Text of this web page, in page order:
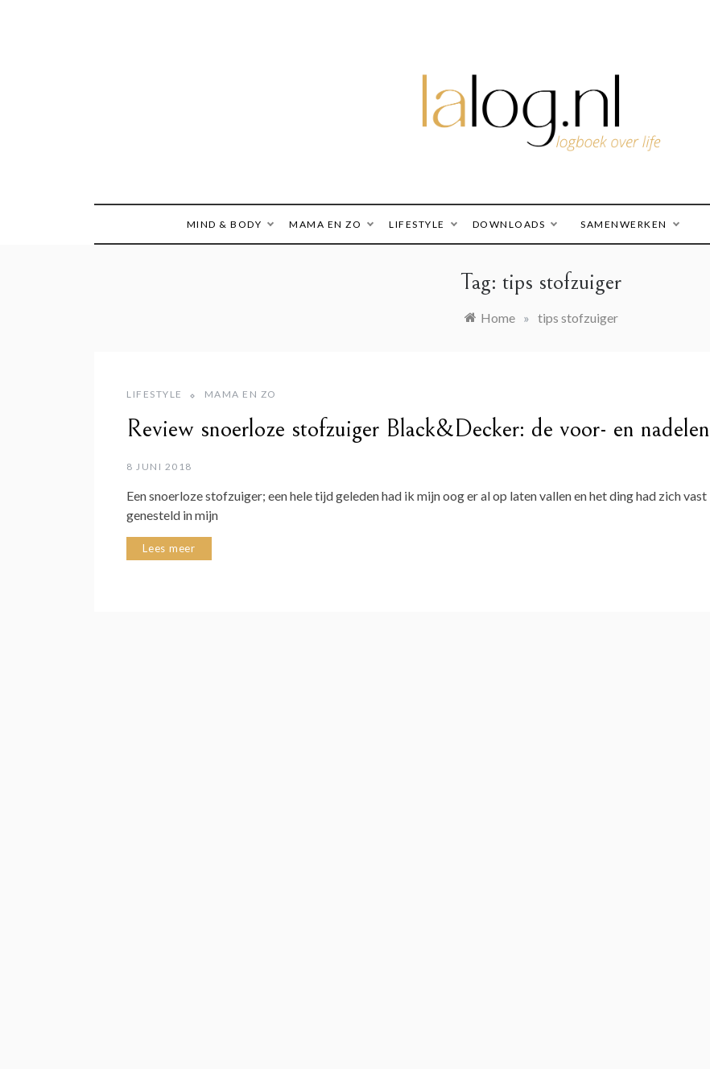
MIND & BODY MAMA EN ZO LIFESTYLE DOWNLOADS SAMENWERKEN
Tag: tips stofzuiger
Home » tips stofzuiger
LIFESTYLE MAMA EN ZO
Review snoerloze stofzuiger Black&Decker: de voor- en nadelen
8 JUNI 2018
Een snoerloze stofzuiger; een hele tijd geleden had ik mijn oog er al op laten vallen en het ding had zich vast
genesteld in mijn
Lees meer